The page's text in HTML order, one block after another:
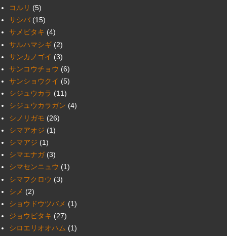
コルリ (5)
サシバ (15)
サメビタキ (4)
サルハマシギ (2)
サンカノゴイ (3)
サンコウチョウ (6)
サンショウクイ (5)
シジュウカラ (11)
シジュウカラガン (4)
シノリガモ (26)
シマアオジ (1)
シマアジ (1)
シマエナガ (3)
シマセンニュウ (1)
シマフクロウ (3)
シメ (2)
ショウドウツバメ (1)
ジョウビタキ (27)
シロエリオオハム (1)